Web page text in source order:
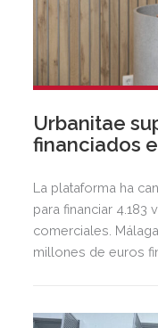
Urbanitae
financiados
La plataforma ha
para financiar 4.183
comerciales.
millones de euros